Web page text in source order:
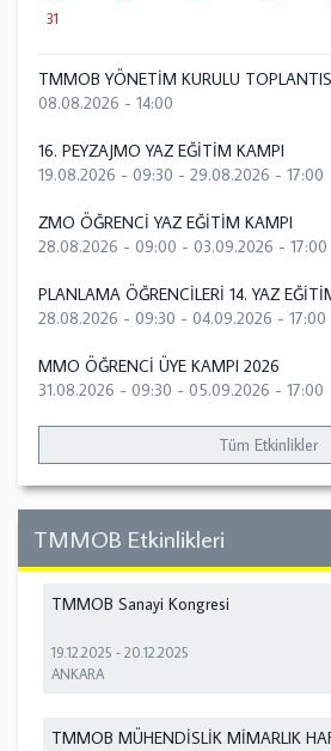
31
TMMOB YÖNETİM KURULU
08.08.2026 - 14:00
16. PEYZAJMO YAZ EĞİTİM KAMPI
19.08.2026 - 09:30 - 29.08.2026 - 17:00
ZMO ÖĞRENCİ YAZ EĞİTİM KAMPI
28.08.2026 - 09:00 - 03.09.2026 - 17:00
PLANLAMA ÖĞRENCİLERİ 14. YAZ
28.08.2026 - 09:30 - 04.09.2026 - 17:00
MMO ÖĞRENCİ ÜYE KAMPI 2026
31.08.2026 - 09:30 - 05.09.2026 - 17:00
Tüm Etkinlikler
TMMOB Etkinlikleri
TMMOB Sanayi Kongresi
19.12.2025 -20.12.2025
ANKARA
TMMOB MÜHENDİSLİK MİMARLIK